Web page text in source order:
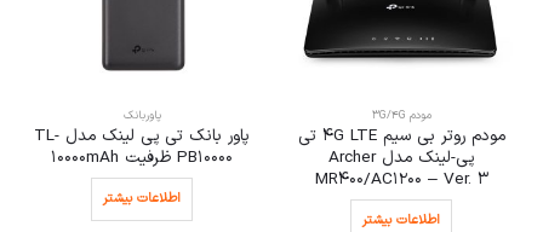
مودم 3G/4G
مودم روتر بی سیم 4G LTE تی
پی-لینک مدل Archer
MR400/AC1200 – Ver. 3
اطلاعات بیشتر
پاوربانک
پاور بانک تی پی لینک مدل TL-
PB10000 ظرفیت 10000mAh
اطلاعات بیشتر